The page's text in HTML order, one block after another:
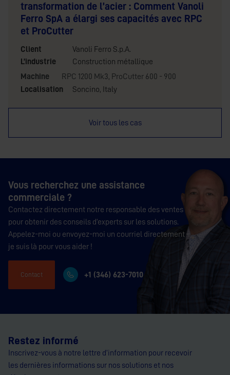
transformation de l’acier : Comment Vanoli
Ferro SpA a élargi ses capacités avec RPC
et ProCutter
Client
Vanoli Ferro S.p.A.
L’industrie
Construction métallique
Machine
RPC 1200 Mk3, ProCutter 600 - 900
Localisation
Soncino, Italy
Voir tous les cas
Vous recherchez une assistance
commerciale ?
Contactez directement notre responsable des ventes
pour obtenir des conseils d’experts sur les solutions.
Appelez-moi ou envoyez-moi un courriel directement –
je suis là pour vous aider !
Contact +1 (346) 623-7010
Restez informé
Inscrivez-vous à notre lettre d’information pour recevoir
les dernières informations sur nos solutions et nos